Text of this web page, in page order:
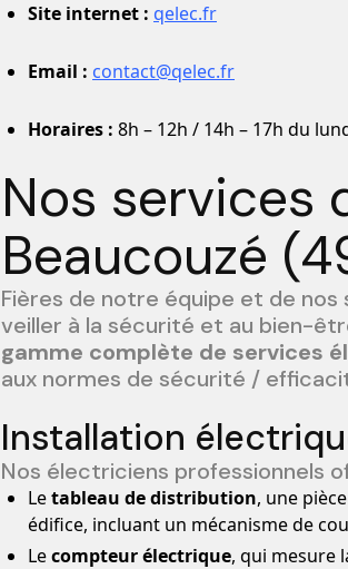
Site internet : qelec.fr
Email : contact@qelec.fr
Horaires : 8h – 12h / 14h – 17h du
Nos services
Beaucouzé
Fières de notre équipe et de nos
veiller à la sécurité et au bien-
gamme complète de services
aux normes de sécurité /
Installation
Nos électriciens professionnels
Letableau de distribution, une
édifice, incluant un mécanisme de
Lecompteur électrique, qui mesure